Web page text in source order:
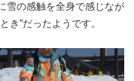
雪の感触を全身で感じなが
き”だったようです。